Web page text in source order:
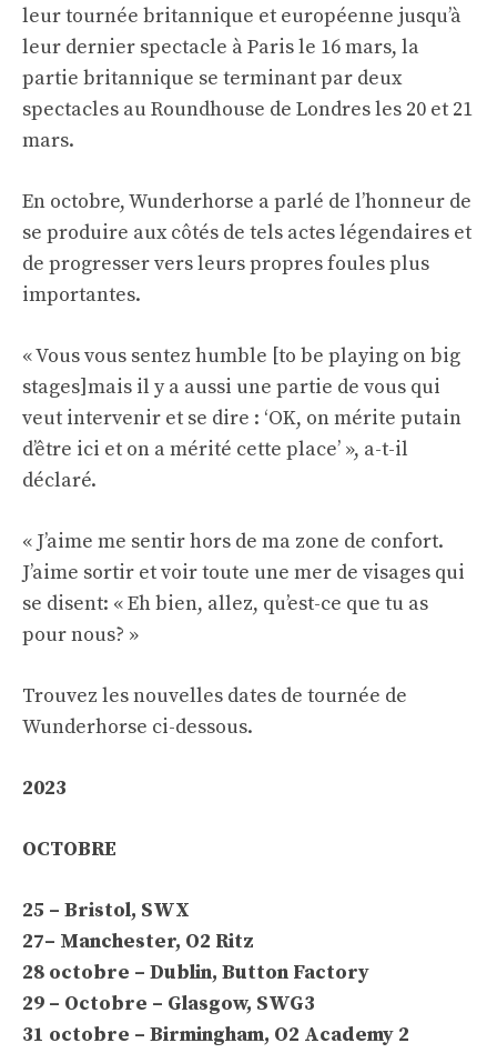
leur tournée britannique et européenne jusqu’à
leur dernier spectacle à Paris le 16 mars, la
partie britannique se terminant par deux
spectacles au Roundhouse de Londres les 20 et 21
mars.
En octobre, Wunderhorse a parlé de l’honneur de
se produire aux côtés de tels actes légendaires et
de progresser vers leurs propres foules plus
importantes.
« Vous vous sentez humble [to be playing on big
stages]mais il y a aussi une partie de vous qui
veut intervenir et se dire : ‘OK, on ​​mérite putain
d’être ici et on a mérité cette place’ », a-t-il
déclaré.
« J’aime me sentir hors de ma zone de confort.
J’aime sortir et voir toute une mer de visages qui
se disent: « Eh bien, allez, qu’est-ce que tu as
pour nous? »
Trouvez les nouvelles dates de tournée de
Wunderhorse ci-dessous.
2023
OCTOBRE
25 – Bristol, SWX
27– Manchester, O2 Ritz
28 octobre – Dublin, Button Factory
29 – Octobre – Glasgow, SWG3
31 octobre – Birmingham, O2 Academy 2